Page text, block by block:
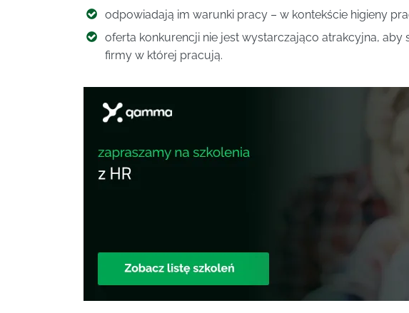
odpowiadają im warunki pracy – w kontekście higieny
oferta konkurencji nie jest wystarczająco atrakcyjna, aby
firmy w której pracują.